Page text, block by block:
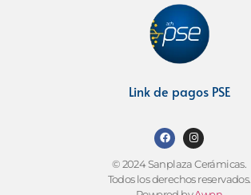
Link de pagos PSE
© 2024 Sanplaza Cerámicas.
Todos los derechos reservados.